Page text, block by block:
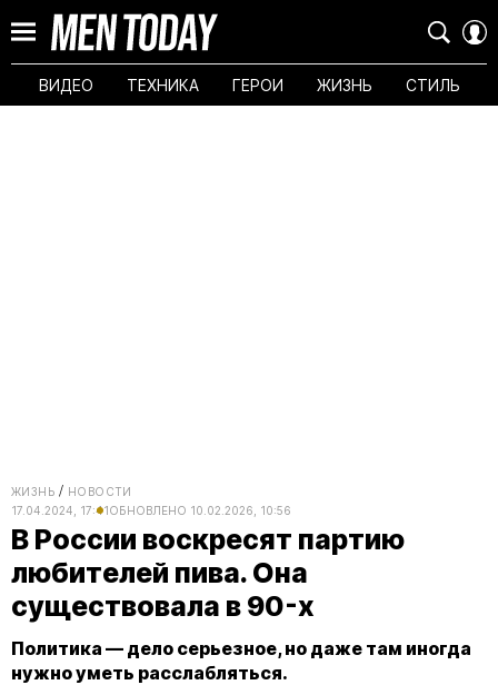
ВИДЕО ТЕХНИКА ГЕРОИ ЖИЗНЬ СТИЛЬ
ЖИЗНЬ
НОВОСТИ
17.04.2024, 17:41ОБНОВЛЕНО 10.02.2026, 10:56
В России воскресят партию
любителей пива. Она
существовала в 90-х
Политика — дело серьезное, но даже там иногда
нужно уметь расслабляться.